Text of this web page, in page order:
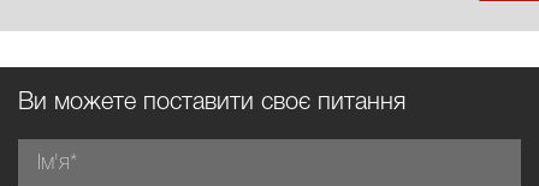
Ви можете поставити своє питання